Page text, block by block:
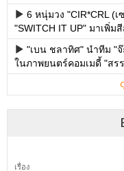
6 หนุ่มวง "CIR*CRL (เ
"SWITCH IT UP" มาเพิ่
"เบน ชลาทิศ" นำทีม "จ๊
ในภาพยนตร์คอมเมดี้ "สร
เรื่อง